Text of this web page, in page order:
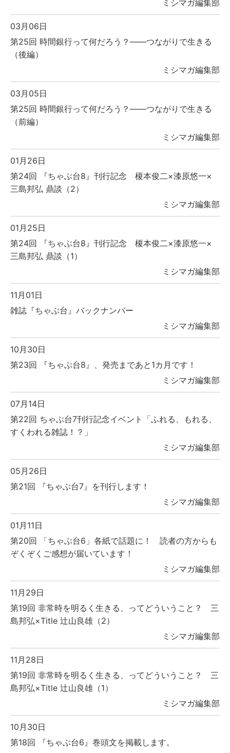
ミシマガ編集部
03月06日
第25回 時間銀行って何だろう？――つながりで生きる
（後編）
ミシマガ編集部
03月05日
第25回 時間銀行って何だろう？――つながりで生きる
（前編）
ミシマガ編集部
01月26日
第24回 『ちゃぶ台8』刊行記念 榎本俊二×漆原悠一×
三島邦弘 鼎談（2）
ミシマガ編集部
01月25日
第24回 『ちゃぶ台8』刊行記念 榎本俊二×漆原悠一×
三島邦弘 鼎談（1）
ミシマガ編集部
11月01日
雑誌『ちゃぶ台』バックナンバー
ミシマガ編集部
10月30日
第23回 『ちゃぶ台8』、発売まであと1カ月です！
ミシマガ編集部
07月14日
第22回 ちゃぶ台7刊行記念イベント「ふれる、もれる、
すくわれる雑誌！？」
ミシマガ編集部
05月26日
第21回 『ちゃぶ台7』を刊行します！
ミシマガ編集部
01月11日
第20回 「ちゃぶ台6」各紙で話題に！ 読者の方からも
ぞくぞくご感想が届いています！
ミシマガ編集部
11月29日
第19回 非常時を明るく生きる、ってどういうこと？ 三
島邦弘×Title 辻山良雄（2）
ミシマガ編集部
11月28日
第19回 非常時を明るく生きる、ってどういうこと？ 三
島邦弘×Title 辻山良雄（1）
ミシマガ編集部
10月30日
第18回 『ちゃぶ台6』巻頭文を掲載します。